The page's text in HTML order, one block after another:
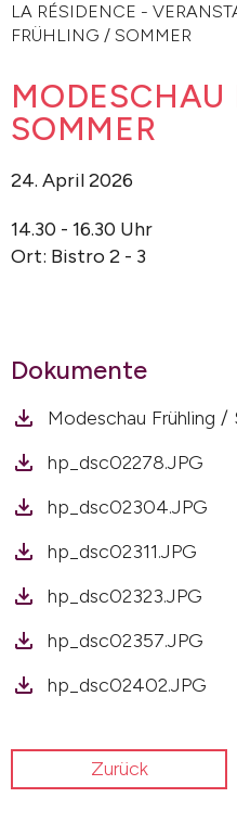
LA RÉSIDENCE -
FRÜHLING / SOMMER
SOMMER
24. April 2026
14.30 - 16.30 Uhr
Ort: Bistro 2 - 3
Dokumente
Modeschau Frühling /
hp_dsc02278.JPG
hp_dsc02304.JPG
hp_dsc02311.JPG
hp_dsc02323.JPG
hp_dsc02357.JPG
hp_dsc02402.JPG
Zurück